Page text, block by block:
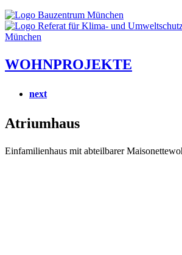
WOHNPROJEKTE
next
Atriumhaus
Einfamilienhaus mit abteilbarer